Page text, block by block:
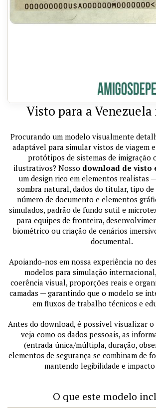
Visto para a
Procurando um modelo visualmente
adaptável para simular vistos de viagem
protótipos de sistemas de imigração
ilustrativos? Nosso download de visto
um design rico em elementos realistas
sombra natural, dados do titular, tipo de
número de documento e elementos
simulados, padrão de fundo sutil e
para equipes de fronteira,
biométrico ou criação de cenários
documental.
Apoiando-nos em nossa experiência no
modelos para simulação
coerência visual, proporções reais e
camadas — garantindo que o modelo se
em fluxos de trabalho técnicos e
Antes do download, é possível visualizar
veja como os dados pessoais, as
(entrada única/múltipla, duração,
elementos de segurança se combinam de
mantendo legibilidade e
O que este modelo